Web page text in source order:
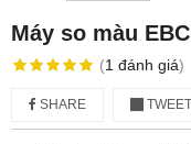
Máy so màu
(1 đánh giá)
SHARE TWEET